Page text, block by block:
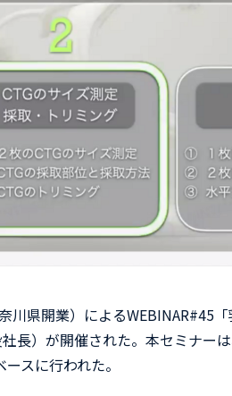
県開業）によるWEBINAR#45
長）が開催された。本セミナー
スに行われた。